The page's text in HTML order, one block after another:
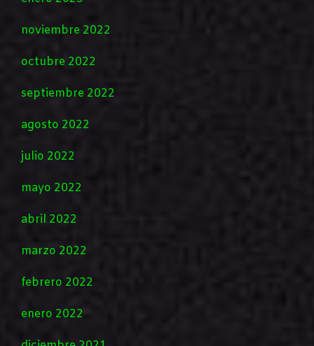
noviembre 2022
octubre 2022
septiembre 2022
agosto 2022
julio 2022
mayo 2022
abril 2022
marzo 2022
febrero 2022
enero 2022